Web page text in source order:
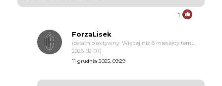
1
ForzaLisek
(ostatnio aktywny: Więcej niż 6 miesięcy temu,
2026-02-07)
11 grudnia 2025, 09:29